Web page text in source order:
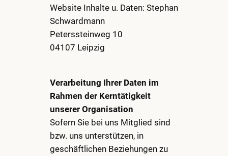
Website Inhalte u. Daten: Stephan
Schwardmann
Peterssteinweg 10
04107 Leipzig
Verarbeitung Ihrer Daten im
Rahmen der Kerntätigkeit
unserer Organisation
Sofern Sie bei uns Mitglied sind
bzw. uns unterstützen, in
geschäftlichen Beziehungen zu